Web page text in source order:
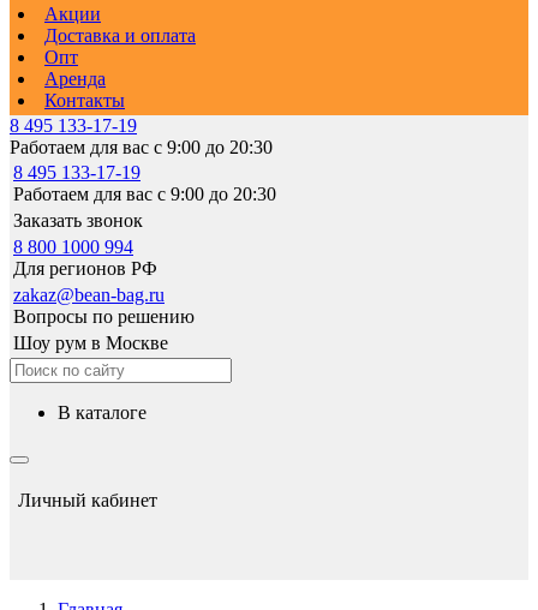
Акции
Доставка и оплата
Опт
Аренда
Контакты
8 495 133-17-19
Работаем для вас с 9:00 до 20:30
8 495 133-17-19
Работаем для вас с 9:00 до 20:30
Заказать звонок
8 800 1000 994
Для регионов РФ
zakaz@bean-bag.ru
Вопросы по решению
Шоу рум в Москве
в каталоге
Личный кабинет